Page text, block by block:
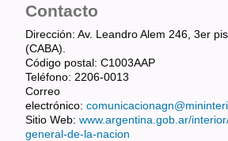
Contacto
Dirección: Av. Leandro Alem 246, 3er
(CABA).
Código postal: C1003AAP
Teléfono: 2206-0013
Correo
electrónico:
Sitio Web: www.argentina.gob.ar/
general-de-la-nacion